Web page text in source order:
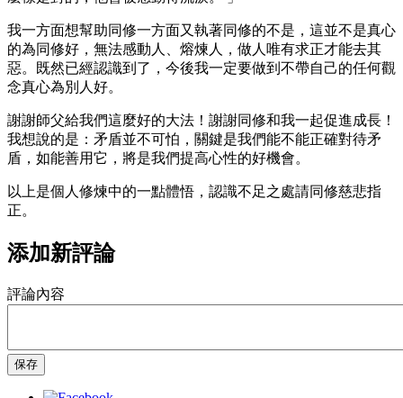
我一方面想幫助同修一方面又執著同修的不是，這並不是真心
的為同修好，無法感動人、熔煉人，做人唯有求正才能去其
惡。既然已經認識到了，今後我一定要做到不帶自己的任何觀
念真心為別人好。
謝謝師父給我們這麼好的大法！謝謝同修和我一起促進成長！
我想說的是：矛盾並不可怕，關鍵是我們能不能正確對待矛
盾，如能善用它，將是我們提高心性的好機會。
以上是個人修煉中的一點體悟，認識不足之處請同修慈悲指
正。
添加新評論
評論內容
保存